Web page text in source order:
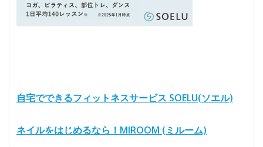
自宅でできるフィットネスサービス SOELU(ソエル)
ネイルをはじめるなら！MIROOM (ミルーム)